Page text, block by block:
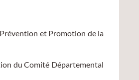
et Promotion de la
du Comité Départemental